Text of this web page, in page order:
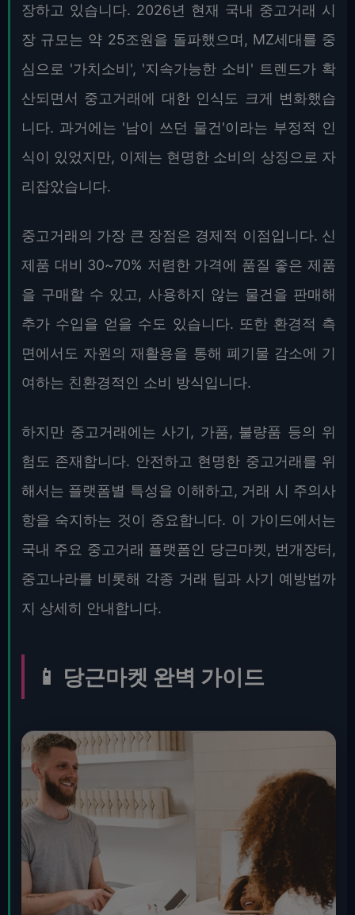
장하고 있습니다. 2026년 현재 국내 중고거래 시
장 규모는 약 25조원을 돌파했으며, MZ세대를 중
심으로 '가치소비', '지속가능한 소비' 트렌드가 확
산되면서 중고거래에 대한 인식도 크게 변화했습
니다. 과거에는 '남이 쓰던 물건'이라는 부정적 인
식이 있었지만, 이제는 현명한 소비의 상징으로 자
리잡았습니다.
중고거래의 가장 큰 장점은 경제적 이점입니다. 신
제품 대비 30~70% 저렴한 가격에 품질 좋은 제품
을 구매할 수 있고, 사용하지 않는 물건을 판매해
추가 수입을 얻을 수도 있습니다. 또한 환경적 측
면에서도 자원의 재활용을 통해 폐기물 감소에 기
여하는 친환경적인 소비 방식입니다.
하지만 중고거래에는 사기, 가품, 불량품 등의 위
험도 존재합니다. 안전하고 현명한 중고거래를 위
해서는 플랫폼별 특성을 이해하고, 거래 시 주의사
항을 숙지하는 것이 중요합니다. 이 가이드에서는
국내 주요 중고거래 플랫폼인 당근마켓, 번개장터,
중고나라를 비롯해 각종 거래 팁과 사기 예방법까
지 상세히 안내합니다.
📱 당근마켓 완벽 가이드